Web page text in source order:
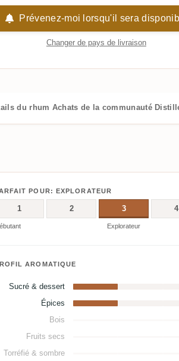
Prévenez-moi lorsqu'il sera
Changer de pays de livraison
du rhum Achats de la communauté
POUR: EXPLORATEUR
1 2 3 4
Explorateur
AROMATIQUE
Sucré & dessert
Épices
Bois
Fruits secs
Torréfié & sombre